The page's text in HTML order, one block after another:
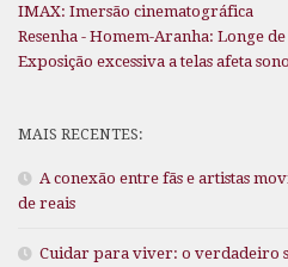
IMAX: Imersão cinematográfica
Resenha - Homem-Aranha: Longe de
Exposição excessiva a telas afeta
MAIS RECENTES:
A conexão entre fãs e artistas
de reais
Cuidar para viver: o verdadeiro